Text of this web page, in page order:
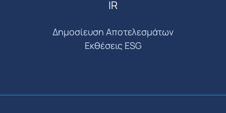
IR
Δημοσίευση Αποτελεσμάτων
Εκθέσεις ESG